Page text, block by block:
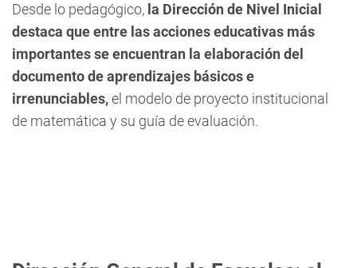
Desde lo pedagógico, la Dirección de Nivel Inicial
destaca que entre las acciones educativas más
importantes se encuentran la elaboración del
documento de aprendizajes básicos e
irrenunciables,el modelo de proyecto institucional
de matemática y su guía de evaluación.